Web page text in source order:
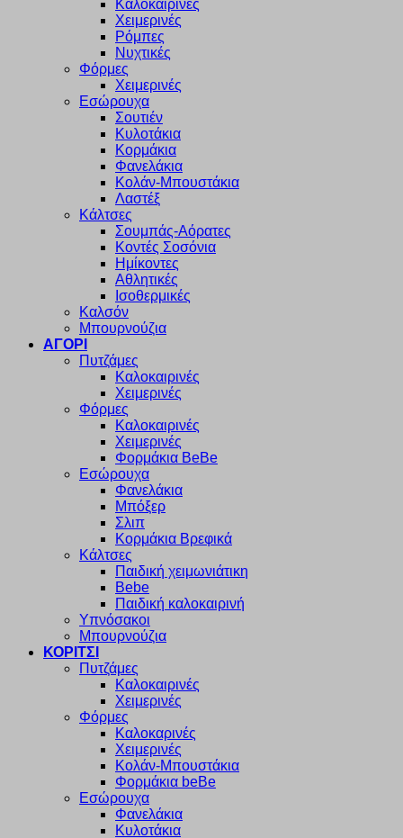
Καλοκαιρινές
Χειμερινές
Ρόμπες
Νυχτικές
Φόρμες
Χειμερινές
Εσώρουχα
Σουτιέν
Κυλοτάκια
Κορμάκια
Φανελάκια
Κολάν-Μπουστάκια
Λαστέξ
Κάλτσες
Σουμπάς-Αόρατες
Κοντές Σοσόνια
Ημίκοντες
Αθλητικές
Ισοθερμικές
Καλσόν
Μπουρνούζια
ΑΓΟΡΙ
Πυτζάμες
Καλοκαιρινές
Χειμερινές
Φόρμες
Καλοκαιρινές
Χειμερινές
Φορμάκια BeBe
Εσώρουχα
Φανελάκια
Μπόξερ
Σλιπ
Κορμάκια Βρεφικά
Κάλτσες
Παιδική χειμωνιάτικη
Bebe
Παιδική καλοκαιρινή
Υπνόσακοι
Μπουρνούζια
ΚΟΡΙΤΣΙ
Πυτζάμες
Καλοκαιρινές
Χειμερινές
Φόρμες
Καλοκαρινές
Χειμερινές
Κολάν-Μπουστάκια
Φορμάκια beBe
Εσώρουχα
Φανελάκια
Κυλοτάκια